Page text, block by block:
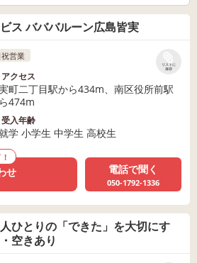
ス バババルーン広島皆実
リストに
保存
営業
アクセス
町二丁目駅から434m、南区役所前駅
474m
受入年齢
学 小学生 中学生 高校生
せ 電話で聞く
050-1792-1336
とりの「できた」を大切にす
空きあり